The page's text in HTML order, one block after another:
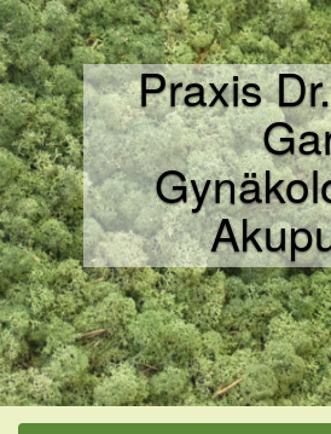
Praxis